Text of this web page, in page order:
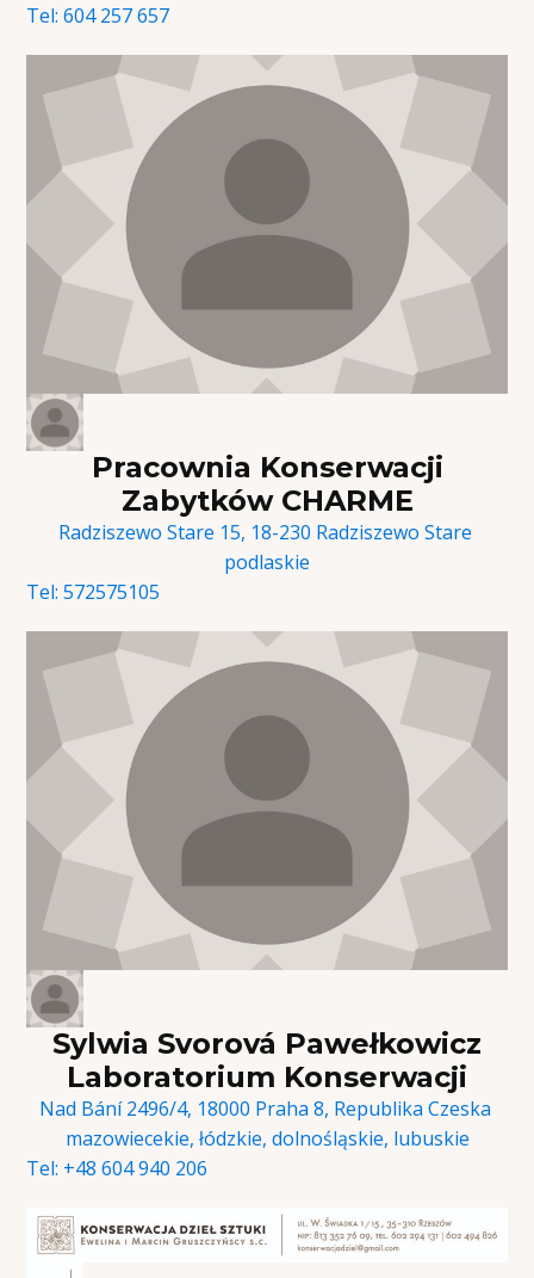
Tel:604 257 657
Pracownia Konserwacji
Zabytków CHARME
Radziszewo Stare 15, 18-230 Radziszewo Stare
podlaskie
Tel:572575105
Sylwia Svorová Pawełkowicz
Laboratorium Konserwacji
Nad Bání 2496/4, 18000 Praha 8, Republika Czeska
mazowiecekie, łódzkie, dolnośląskie, lubuskie
Tel: +48 604 940 206